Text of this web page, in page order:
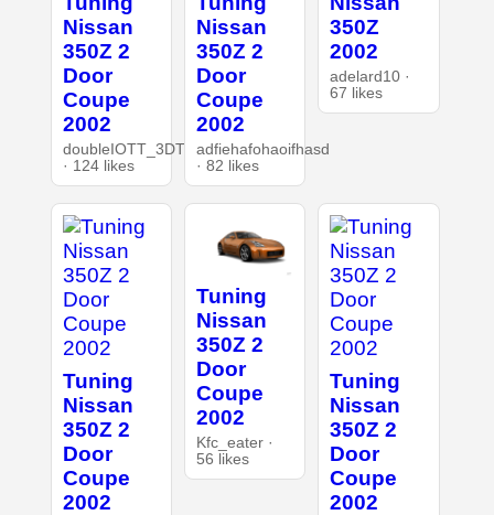
Nissan
350Z 2
Door
Coupe
2002
doubleIOTT_3DT
· 124 likes
Nissan
350Z 2
Door
Coupe
2002
adfiehafohaoifhasd
· 82 likes
350Z
2002
adelard10 ·
67 likes
Tuning
Nissan
350Z 2
Door
Coupe
2002
Tuning
Nissan
350Z 2
Door
Coupe
2002
Kfc_eater ·
56 likes
Tuning
Nissan
350Z 2
Door
Coupe
2002